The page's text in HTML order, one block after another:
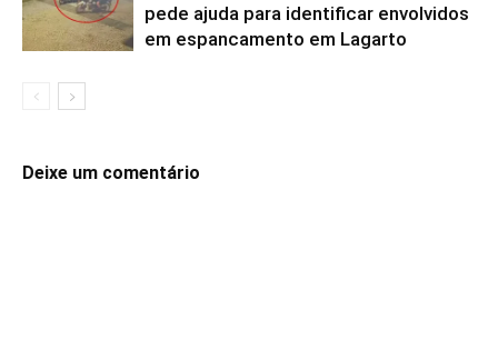
pede ajuda para identificar envolvidos
em espancamento em Lagarto
Deixe um comentário